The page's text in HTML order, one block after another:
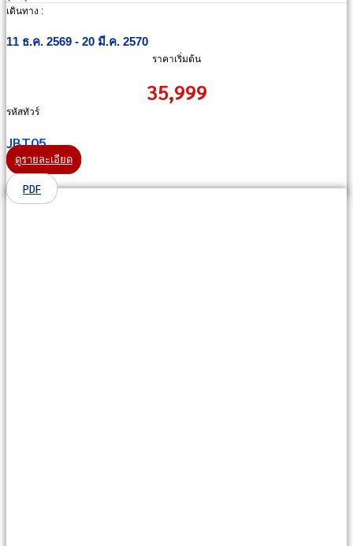
เดินทาง :
11 ธ.ค. 2569 - 20 มี.ค. 2570
ราคาเริ่มต้น
35,999
รหัสทัวร์
JBT05
ดูรายละเอียด
PDF